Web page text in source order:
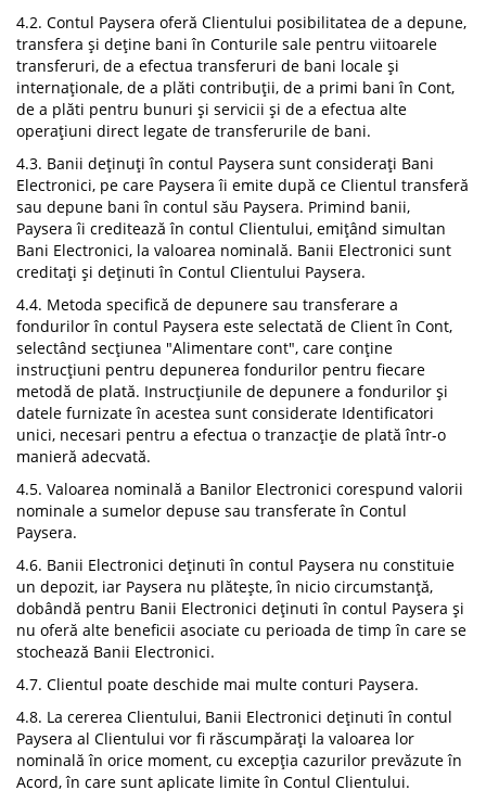
4.2. Contul Paysera oferă Clientului posibilitatea de a depune,
transfera și deține bani în Conturile sale pentru viitoarele
transferuri, de a efectua transferuri de bani locale și
internaționale, de a plăti contribuții, de a primi bani în Cont,
de a plăti pentru bunuri și servicii și de a efectua alte
operațiuni direct legate de transferurile de bani.
4.3. Banii deținuți în contul Paysera sunt considerați Bani
Electronici, pe care Paysera îi emite după ce Clientul transferă
sau depune bani în contul său Paysera. Primind banii,
Paysera îi creditează în contul Clientului, emițând simultan
Bani Electronici, la valoarea nominală. Banii Electronici sunt
creditați și deținuti în Contul Clientului Paysera.
4.4. Metoda specifică de depunere sau transferare a
fondurilor în contul Paysera este selectată de Client în Cont,
selectând secțiunea "Alimentare cont", care conține
instrucțiuni pentru depunerea fondurilor pentru fiecare
metodă de plată. Instrucțiunile de depunere a fondurilor și
datele furnizate în acestea sunt considerate Identificatori
unici, necesari pentru a efectua o tranzacție de plată într-o
manieră adecvată.
4.5. Valoarea nominală a Banilor Electronici corespund valorii
nominale a sumelor depuse sau transferate în Contul
Paysera.
4.6. Banii Electronici deținuti în contul Paysera nu constituie
un depozit, iar Paysera nu plătește, în nicio circumstanță,
dobândă pentru Banii Electronici deținuti în contul Paysera și
nu oferă alte beneficii asociate cu perioada de timp în care se
stochează Banii Electronici.
4.7. Clientul poate deschide mai multe conturi Paysera.
4.8. La cererea Clientului, Banii Electronici deținuti în contul
Paysera al Clientului vor fi răscumpărați la valoarea lor
nominală în orice moment, cu excepția cazurilor prevăzute în
Acord, în care sunt aplicate limite în Contul Clientului.